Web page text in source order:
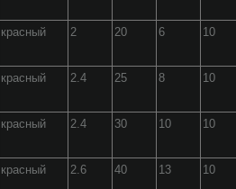
красный 2 20 6 10
красный 2.4 25 8 10
красный 2.4 30 10 10
красный 2.6 40 13 10